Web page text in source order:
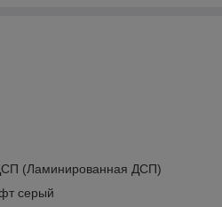
(Ламинированная ДСП)
серый